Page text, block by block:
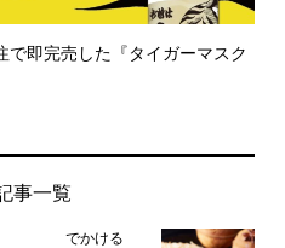
即完売した『タイガーマスク
事一覧
でかける